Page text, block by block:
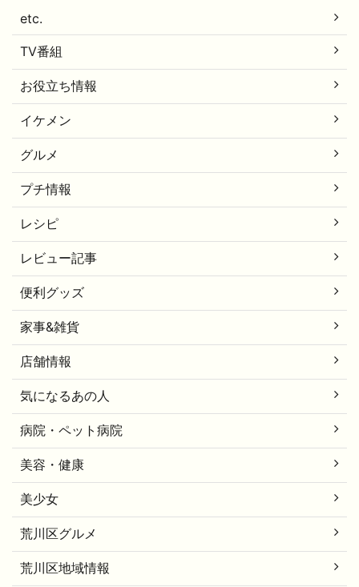
etc.
TV番組
お役立ち情報
イケメン
グルメ
プチ情報
レシピ
レビュー記事
便利グッズ
家事&雑貨
店舗情報
気になるあの人
病院・ペット病院
美容・健康
美少女
荒川区グルメ
荒川区地域情報